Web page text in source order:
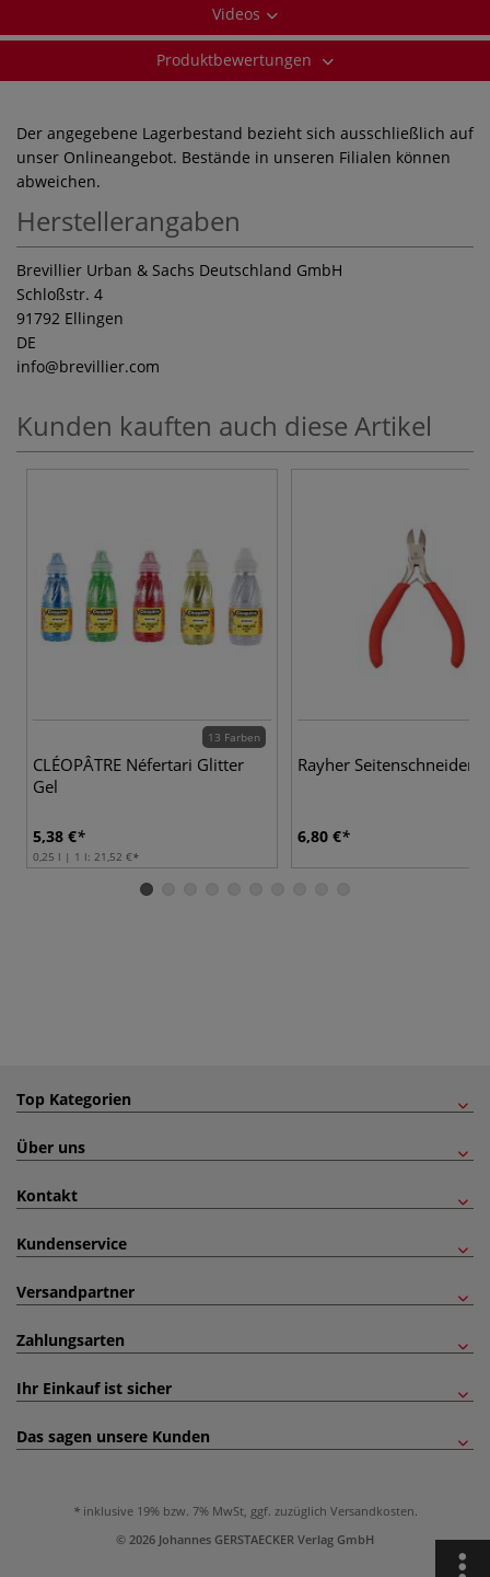
Videos
Produktbewertungen
Der angegebene Lagerbestand bezieht sich ausschließlich auf
unser Onlineangebot. Bestände in unseren Filialen können
abweichen.
Herstellerangaben
Brevillier Urban & Sachs Deutschland GmbH
Schloßstr. 4
91792 Ellingen
DE
info@brevillier.com
Kunden kauften auch diese Artikel
13 Farben
CLÉOPÂTRE Néfertari Glitter
Gel
5,38 €
0,25 l | 1 l: 21,52 €
Rayher Seitenschneider
6,80 €
Top Kategorien
Über uns
Kontakt
Kundenservice
Versandpartner
Zahlungsarten
Ihr Einkauf ist sicher
Das sagen unsere Kunden
inklusive 19% bzw. 7% MwSt, ggf. zuzüglich Versandkosten.
© 2026 Johannes GERSTAECKER Verlag GmbH